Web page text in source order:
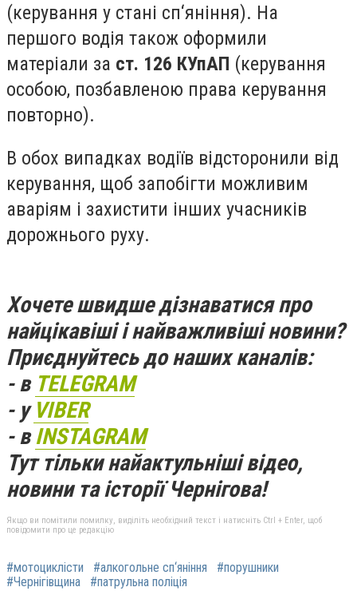
(керування у стані сп‘яніння). На
першого водія також оформили
матеріали за ст. 126 КУпАП (керування
особою, позбавленою права керування
повторно).
В обох випадках водіїв відсторонили від
керування, щоб запобігти можливим
аваріям і захистити інших учасників
дорожнього руху.
Хочете швидше дізнаватися про
найцікавіші і найважливіші новини?
Приєднуйтесь до наших каналів:
- в TELEGRAM
- у VIBER
- вINSTAGRAM
Тут тільки найактульніші відео,
новини та історії Чернігова!
Якщо ви помітили помилку, виділіть необхідний текст і натисніть Ctrl + Enter, щоб
повідомити про це редакцію
#мотоциклісти #алкогольне сп‘яніння
#порушники
#Чернігівщина
#патрульна поліція